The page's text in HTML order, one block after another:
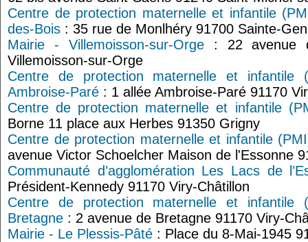
Centre de protection maternelle et infantile
des-Bois : 35 rue de Monlhéry 91700 Sainte-
Mairie - Villemoisson-sur-Orge: 22 avenue
Villemoisson-sur-Orge
Centre de protection maternelle et infantile
Ambroise-Paré : 1 allée Ambroise-Paré 91170
Centre de protection maternelle et infantile
Borne 11 place aux Herbes 91350 Grigny
Centre de protection maternelle et infantile
avenue Victor Schoelcher Maison de l'Essonne
Communauté d’agglomération Les Lacs de
Président-Kennedy 91170 Viry-Châtillon
Centre de protection maternelle et infantile
Bretagne : 2 avenue de Bretagne 91170 Viry-
Mairie - Le Plessis-Pâté : Place du 8-Mai-1945